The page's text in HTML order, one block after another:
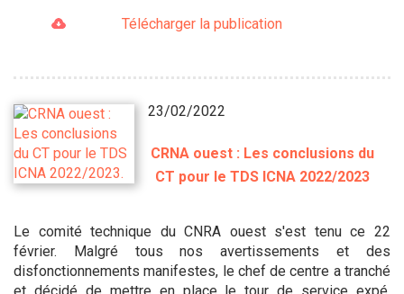
Télécharger la publication
23/02/2022
CRNA ouest : Les conclusions du
CT pour le TDS ICNA 2022/2023
Le comité technique du CNRA ouest s'est tenu ce 22
février. Malgré tous nos avertissements et des
disfonctionnements manifestes, le chef de centre a tranché